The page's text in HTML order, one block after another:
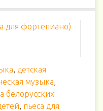
, детская
музыка,
белорусских
, пьеса для